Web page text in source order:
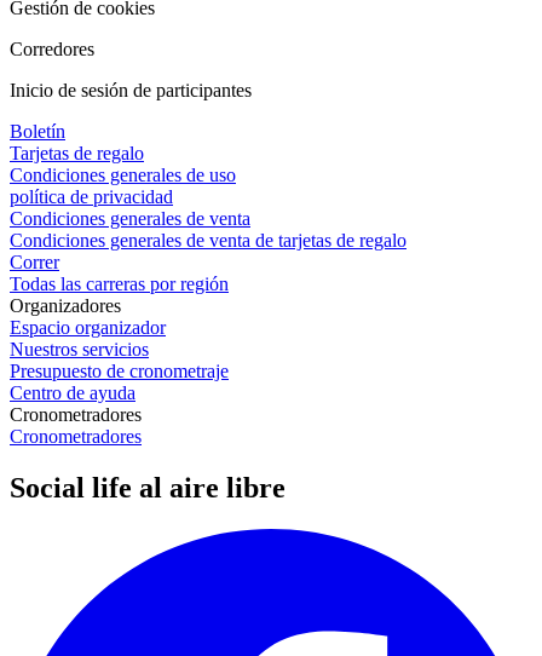
Gestión de cookies
Corredores
Inicio de sesión de participantes
Boletín
Tarjetas de regalo
Condiciones generales de uso
política de privacidad
Condiciones generales de venta
Condiciones generales de venta de tarjetas de regalo
Correr
Todas las carreras por región
Organizadores
Espacio organizador
Nuestros servicios
Presupuesto de cronometraje
Centro de ayuda
Cronometradores
Cronometradores
Social life al aire libre